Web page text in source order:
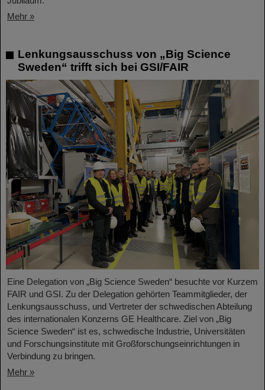
Mehr »
Lenkungsausschuss von „Big Science
Sweden“ trifft sich bei GSI/FAIR
Eine Delegation von „Big Science Sweden“ besuchte vor Kurzem
FAIR und GSI. Zu der Delegation gehörten Teammitglieder, der
Lenkungsausschuss, und Vertreter der schwedischen Abteilung
des internationalen Konzerns GE Healthcare. Ziel von „Big
Science Sweden“ ist es, schwedische Industrie, Universitäten
und Forschungsinstitute mit Großforschungseinrichtungen in
Verbindung zu bringen.
Mehr »